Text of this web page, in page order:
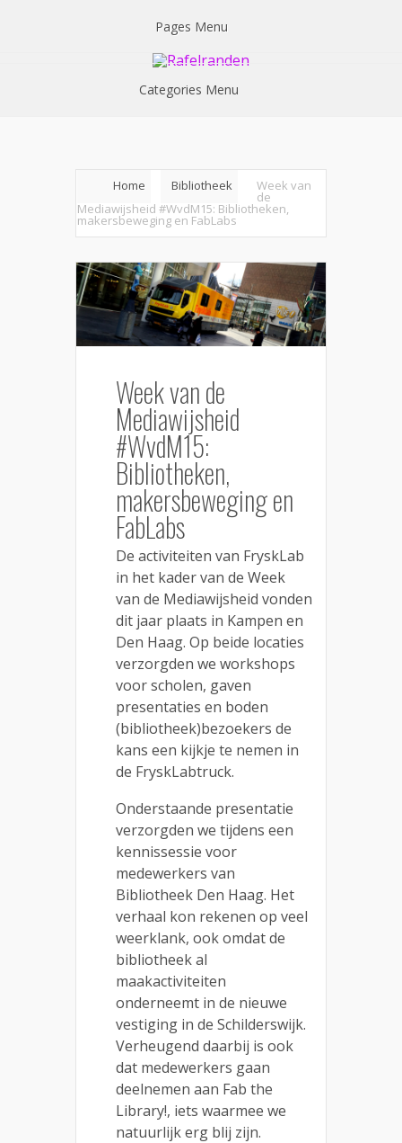
Pages Menu
Categories Menu
Home Bibliotheek Week van
de
Mediawijsheid #WvdM15: Bibliotheken,
makersbeweging en FabLabs
Week van de
Mediawijsheid
#WvdM15:
Bibliotheken,
makersbeweging en
FabLabs
De activiteiten van FryskLab
in het kader van de Week
van de Mediawijsheid vonden
dit jaar plaats in Kampen en
Den Haag. Op beide locaties
verzorgden we workshops
voor scholen, gaven
presentaties en boden
(bibliotheek)bezoekers de
kans een kijkje te nemen in
de FryskLabtruck.
Onderstaande presentatie
verzorgden we tijdens een
kennissessie voor
medewerkers van
Bibliotheek Den Haag. Het
verhaal kon rekenen op veel
weerklank, ook omdat de
bibliotheek al
maakactiviteiten
onderneemt in de nieuwe
vestiging in de Schilderswijk.
Verheugend daarbij is ook
dat medewerkers gaan
deelnemen aan Fab the
Library!, iets waarmee we
natuurlijk erg blij zijn.